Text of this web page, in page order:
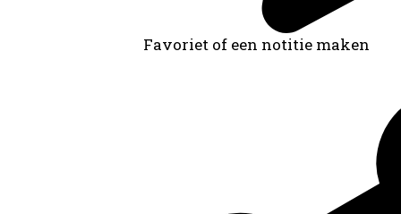
Favoriet of een notitie maken